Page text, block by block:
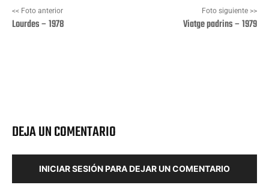
<< Foto anterior
Lourdes – 1978
Foto siguiente >>
Viatge padrins – 1979
DEJA UN COMENTARIO
INICIAR SESIÓN PARA DEJAR UN COMENTARIO